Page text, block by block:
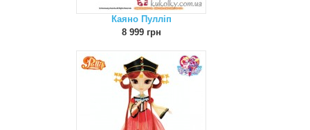
Каяно Пулліп
8 999 грн